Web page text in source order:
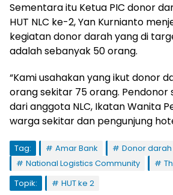
Sementara itu Ketua PIC donor
HUT NLC ke-2, Yan Kurnianto
kegiatan donor darah yang di
adalah sebanyak 50 orang.
“Kami usahakan yang ikut donor
orang sekitar 75 orang. Pendonor
dari anggota NLC, Ikatan Wanita
warga sekitar dan pengunjung
Tag: Amar Bank Donor darah
National Logistics Community
Topik:
HUT ke 2